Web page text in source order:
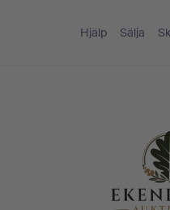
Hjälp Sälja